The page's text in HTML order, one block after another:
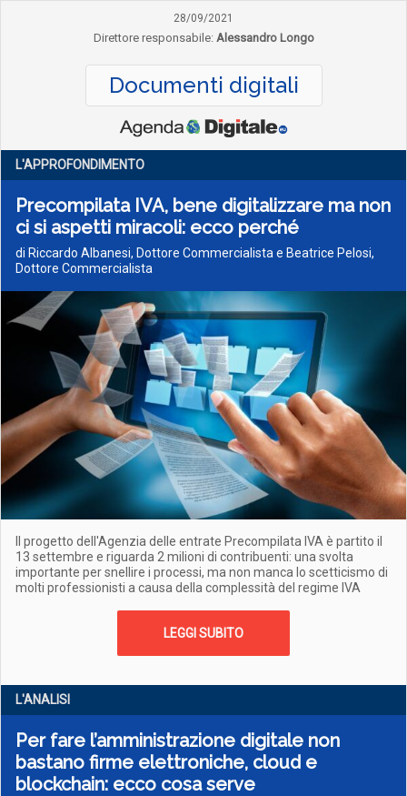
28/09/2021
Direttore responsabile: Alessandro Longo
Documenti digitali
L'APPROFONDIMENTO
Precompilata IVA, bene digitalizzare ma non
ci si aspetti miracoli: ecco perché
di Riccardo Albanesi, Dottore Commercialista e Beatrice Pelosi,
Dottore Commercialista
Il progetto dell'Agenzia delle entrate Precompilata IVA è partito il
13 settembre e riguarda 2 milioni di contribuenti: una svolta
importante per snellire i processi, ma non manca lo scetticismo di
molti professionisti a causa della complessità del regime IVA
LEGGI SUBITO
L'ANALISI
Per fare l’amministrazione digitale non
bastano firme elettroniche, cloud e
blockchain: ecco cosa serve